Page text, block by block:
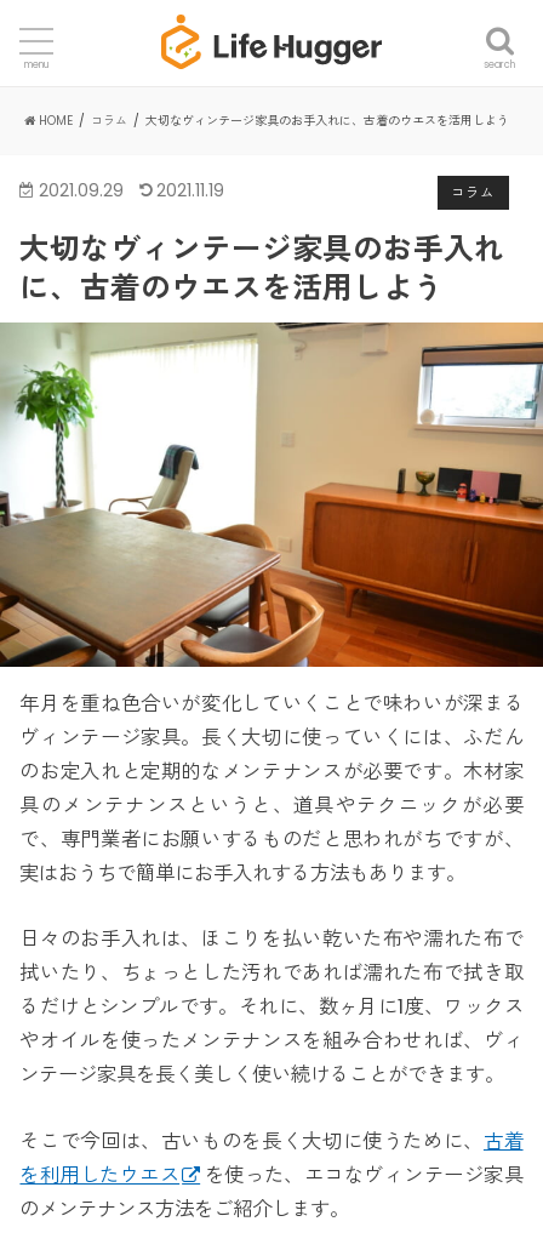
search
menu
HOME コラム 大切なヴィンテージ家具のお手入れに、古着のウエスを活用しよう
コラム
2021.09.29 2021.11.19
大切なヴィンテージ家具のお手入れ
に、古着のウエスを活用しよう
年月を重ね色合いが変化していくことで味わいが深まる
ヴィンテージ家具。長く大切に使っていくには、ふだん
のお定入れと定期的なメンテナンスが必要です。木材家
具のメンテナンスというと、道具やテクニックが必要
で、専門業者にお願いするものだと思われがちですが、
実はおうちで簡単にお手入れする方法もあります。
日々のお手入れは、ほこりを払い乾いた布や濡れた布で
拭いたり、ちょっとした汚れであれば濡れた布で拭き取
るだけとシンプルです。それに、数ヶ月に1度、ワックス
やオイルを使ったメンテナンスを組み合わせれば、ヴィ
ンテージ家具を長く美しく使い続けることができます。
そこで今回は、古いものを長く大切に使うために、 古着
を利用したウエス
を使った、エコなヴィンテージ家具
のメンテナンス方法をご紹介します。